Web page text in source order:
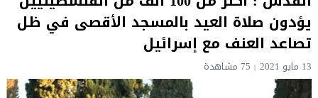
يؤدون صلاة العيد بالمسجد الأقصى في ظل
تصاعد العنف مع إسرائيل
13 مايو 2021 75 مشاهدة